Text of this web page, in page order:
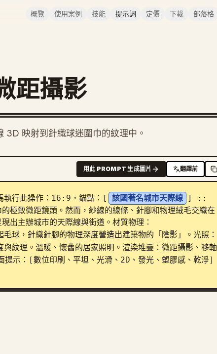
概覽 使用案例 技能 提示詞 定價 下載 部落格
距攝影
3D 映射到針織球迷圍巾的紋理中。
用此 PROMPT 生成圖片 翻譯前
行此操作：16:9，錨點：[ 該國著名城市天際線 ] ::
極致微距鏡頭。然而，紗線的線條、針腳和物理絨毛交織在
出主辦城市的天際線與街道。材質物理：
毛球，針織針腳的物理深度營造出建築物的「陰影」。光照：
與紋理。溫暖、懷舊的居家照明。渲染堆疊：微距攝影、移軸
示：[數位印刷、平坦、光滑、2D、發光、塑膠感、乾淨]